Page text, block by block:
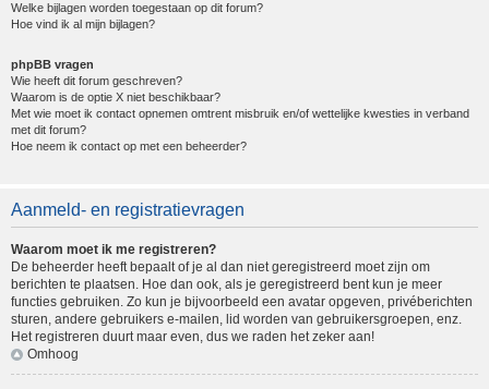
Welke bijlagen worden toegestaan op dit forum?
Hoe vind ik al mijn bijlagen?
phpBB vragen
Wie heeft dit forum geschreven?
Waarom is de optie X niet beschikbaar?
Met wie moet ik contact opnemen omtrent misbruik en/of wettelijke kwesties in verband
met dit forum?
Hoe neem ik contact op met een beheerder?
Aanmeld- en registratievragen
Waarom moet ik me registreren?
De beheerder heeft bepaalt of je al dan niet geregistreerd moet zijn om
berichten te plaatsen. Hoe dan ook, als je geregistreerd bent kun je meer
functies gebruiken. Zo kun je bijvoorbeeld een avatar opgeven, privéberichten
sturen, andere gebruikers e-mailen, lid worden van gebruikersgroepen, enz.
Het registreren duurt maar even, dus we raden het zeker aan!
Omhoog